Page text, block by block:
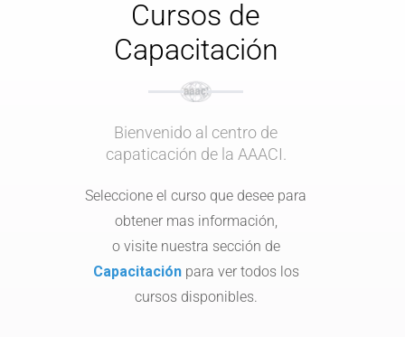
Cursos de
Capacitación
Bienvenido al centro de
capaticación de la AAACI.
Seleccione el curso que desee para
obtener mas información,
o visite nuestra sección de
Capacitaciónpara ver todos los
cursos disponibles.